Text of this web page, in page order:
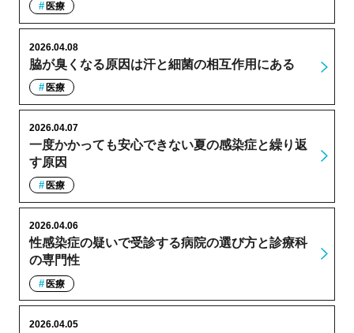
医療
脇が臭くなる原因は汗と細菌の相互作用にある
2026.04.08
医療
一度かかっても安心できない夏の感染症と繰り返
す原因
2026.04.07
医療
性感染症の疑いで受診する病院の選び方と診療科
の専門性
2026.04.06
医療
2026.04.05